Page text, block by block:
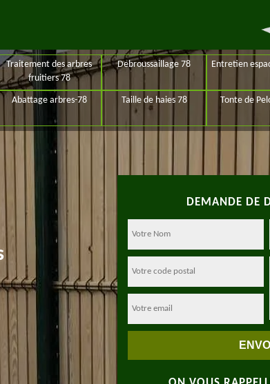
Traitement des arbres
fruitiers 78
Debroussaillage 78 Entretien
Abattage arbres-78 Taille de haies 78 Tonte de
DEMANDE DE